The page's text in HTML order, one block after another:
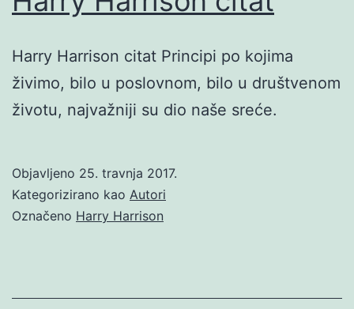
Harry Harrison citat Principi po kojima
živimo, bilo u poslovnom, bilo u društvenom
životu, najvažniji su dio naše sreće.
Objavljeno 25. travnja 2017.
Kategorizirano kao Autori
Označeno Harry Harrison